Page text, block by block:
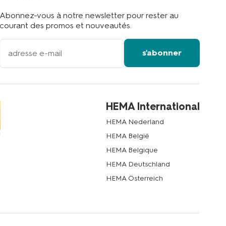
Abonnez-vous à notre newsletter pour rester au
courant des promos et nouveautés.
votre
adresse
s'abonner
HEMA International
HEMA Nederland
HEMA België
HEMA Belgique
HEMA Deutschland
HEMA Österreich